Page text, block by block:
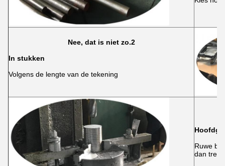
Nee, dat is niet zo.2
In stukken
Volgens de lengte van de tekening
Ruwe
dan trek